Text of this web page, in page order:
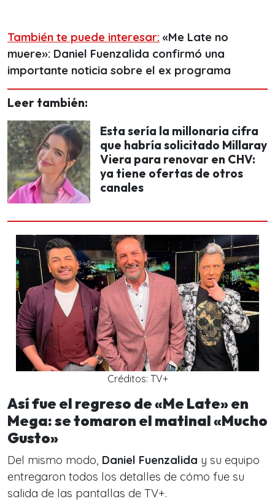
También te puede interesar: «Me Late no
muere»: Daniel Fuenzalida confirmó una
importante noticia sobre el ex programa
Leer también:
Esta sería la millonaria cifra
que habría solicitado Millaray
Viera para renovar en CHV:
ya tiene ofertas de otros
canales
Créditos: TV+
Así fue el regreso de «Me Late» en
Mega: se tomaron el matinal «Mucho
Gusto»
Del mismo modo, Daniel Fuenzalida y su equipo
entregaron todos los detalles de cómo fue su
salida de las pantallas de TV+.